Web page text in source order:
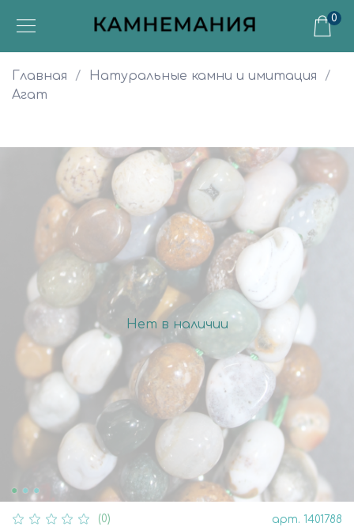
0
Главная
Натуральные камни и имитация
Агат
Нет в наличии
(0) арт. 1401788